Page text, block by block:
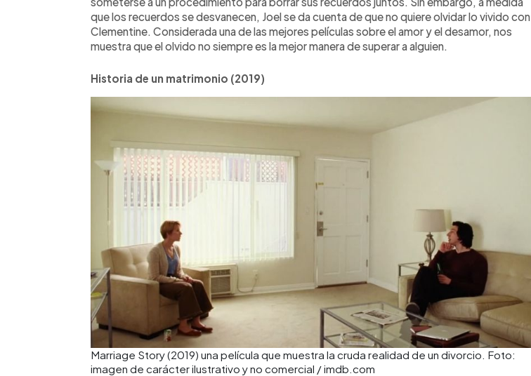
que los recuerdos se desvanecen, Joel se da cuenta de que no quiere olvidar lo vivido con
Clementine. Considerada una de las mejores películas sobre el amor y el desamor, nos
muestra que el olvido no siempre es la mejor manera de superar a alguien.
Historia de un matrimonio (2019)
Marriage Story (2019) una película que muestra la cruda realidad de un divorcio. Foto:
imagen de carácter ilustrativo y no comercial / imdb.com